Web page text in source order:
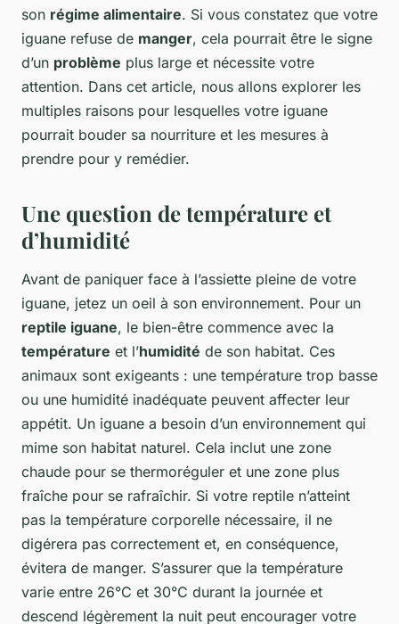
son régime alimentaire. Si vous constatez que votre
iguane refuse de manger, cela pourrait être le signe
d’un problème plus large et nécessite votre
attention. Dans cet article, nous allons explorer les
multiples raisons pour lesquelles votre iguane
pourrait bouder sa nourriture et les mesures à
prendre pour y remédier.
Une question de température et
d’humidité
Avant de paniquer face à l’assiette pleine de votre
iguane, jetez un oeil à son environnement. Pour un
reptile iguane, le bien-être commence avec la
température et l’humidité de son habitat. Ces
animaux sont exigeants : une température trop basse
ou une humidité inadéquate peuvent affecter leur
appétit. Un iguane a besoin d’un environnement qui
mime son habitat naturel. Cela inclut une zone
chaude pour se thermoréguler et une zone plus
fraîche pour se rafraîchir. Si votre reptile n’atteint
pas la température corporelle nécessaire, il ne
digérera pas correctement et, en conséquence,
évitera de manger. S’assurer que la température
varie entre 26°C et 30°C durant la journée et
descend légèrement la nuit peut encourager votre